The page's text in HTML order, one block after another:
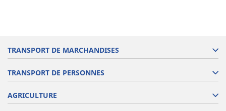
TRANSPORT DE MARCHANDISES
TRANSPORT DE PERSONNES
AGRICULTURE